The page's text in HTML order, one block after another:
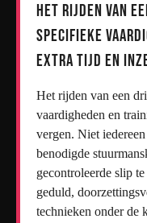
Het rijden van
specifieke
extra tijd en
Het rijden van een
vaardigheden en
vergen. Niet
benodigde
gecontroleerde slip
geduld,
technieken onder de